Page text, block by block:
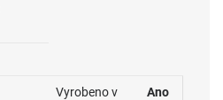
Vyrobeno v
Ano